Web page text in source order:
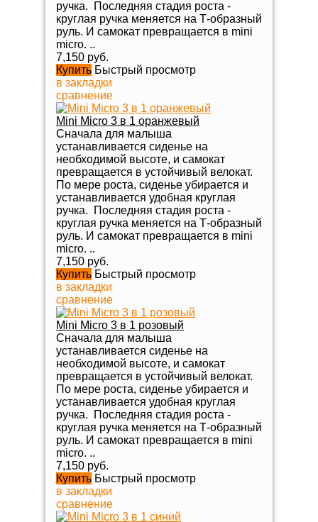
ручка. Последняя стадия роста -
круглая ручка меняется на Т-образный
руль. И самокат превращается в mini
micro. ..
7,150 руб.
Купить Быстрый просмотр
в закладки
сравнение
Mini Micro 3 в 1 оранжевый
Сначала для малыша
устанавливается сиденье на
необходимой высоте, и самокат
превращается в устойчивый велокат.
По мере роста, сиденье убирается и
устанавливается удобная круглая
ручка. Последняя стадия роста -
круглая ручка меняется на Т-образный
руль. И самокат превращается в mini
micro. ..
7,150 руб.
Купить Быстрый просмотр
в закладки
сравнение
Mini Micro 3 в 1 розовый
Сначала для малыша
устанавливается сиденье на
необходимой высоте, и самокат
превращается в устойчивый велокат.
По мере роста, сиденье убирается и
устанавливается удобная круглая
ручка. Последняя стадия роста -
круглая ручка меняется на Т-образный
руль. И самокат превращается в mini
micro. ..
7,150 руб.
Купить Быстрый просмотр
в закладки
сравнение